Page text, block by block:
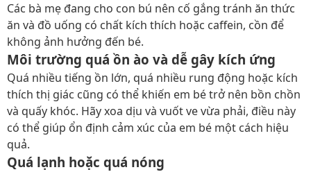
Các bà mẹ đang cho con bú nên cố gắng tránh ăn thức
ăn và đồ uống có chất kích thích hoặc caffein, cồn để
không ảnh hưởng đến bé.
Môi trường quá ồn ào và dễ gây kích ứng
Quá nhiều tiếng ồn lớn, quá nhiều rung động hoặc kích
thích thị giác cũng có thể khiến em bé trở nên bồn chồn
và quấy khóc. Hãy xoa dịu và vuốt ve vừa phải, điều này
có thể giúp ổn định cảm xúc của em bé một cách hiệu
quả.
Quá lạnh hoặc quá nóng